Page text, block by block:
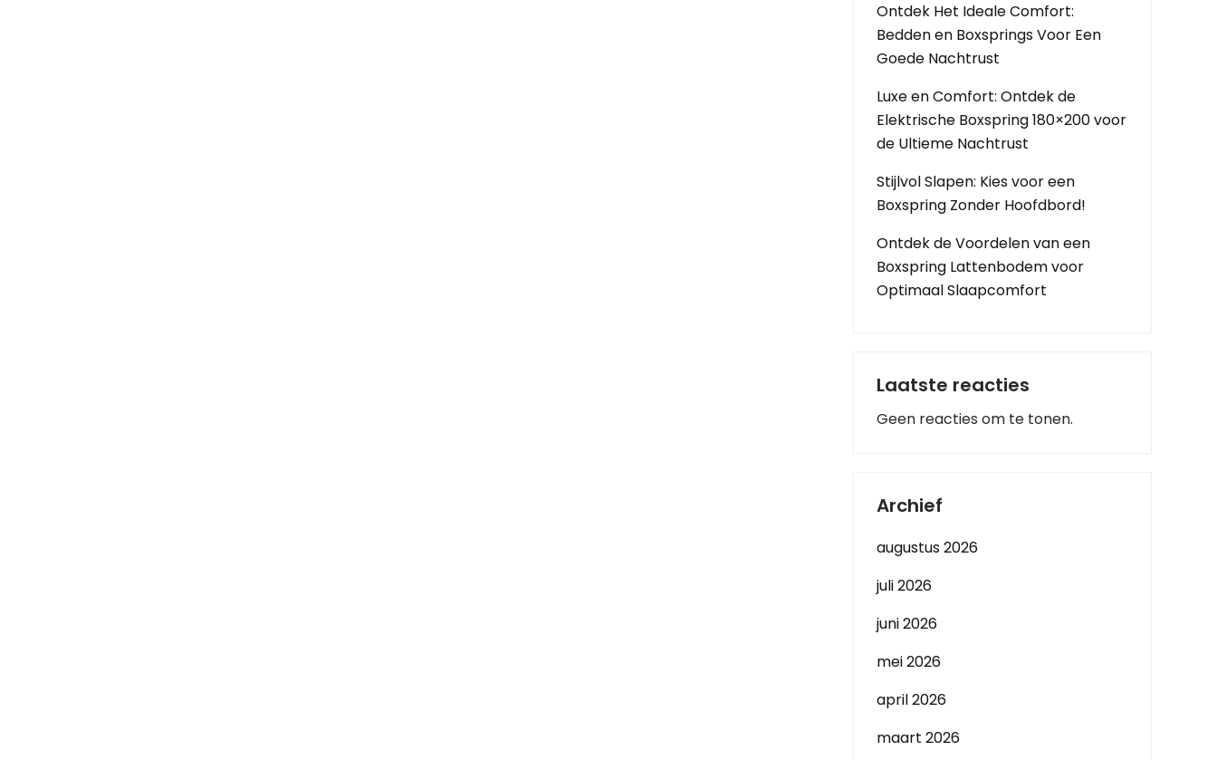
Ontdek Het Ideale Comfort:
Bedden en Boxsprings Voor Een
Goede Nachtrust
Luxe en Comfort: Ontdek de
Elektrische Boxspring 180×200 voor
de Ultieme Nachtrust
Stijlvol Slapen: Kies voor een
Boxspring Zonder Hoofdbord!
Ontdek de Voordelen van een
Boxspring Lattenbodem voor
Optimaal Slaapcomfort
Laatste reacties
Geen reacties om te tonen.
Archief
augustus 2026
juli 2026
juni 2026
mei 2026
april 2026
maart 2026